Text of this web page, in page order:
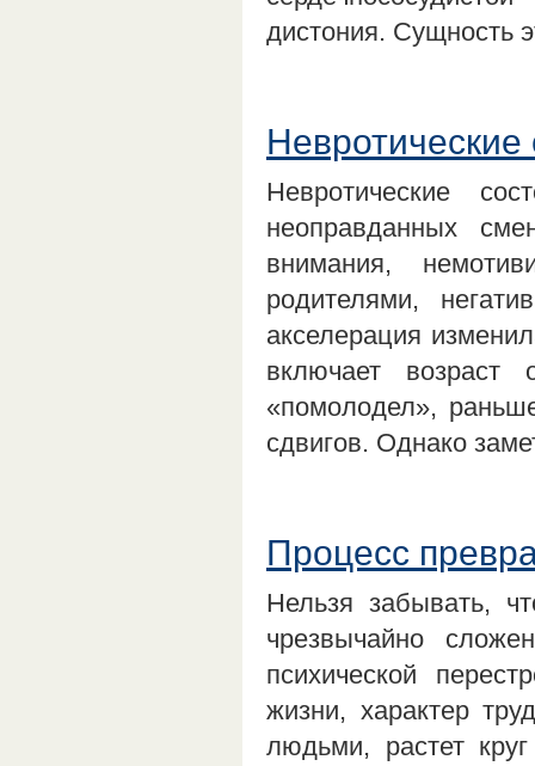
дистония. Сущность
Невротические
Невротические
неоправданных
внимания,
родителями,
акселерация
включает
«помолодел»,
сдвигов. Однако
Процесс
Нельзя забывать,
чрезвычайно
психической
жизни, характер
людьми, растет